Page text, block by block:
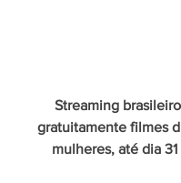
Streaming
gratuitamente filmes
mulheres, até dia